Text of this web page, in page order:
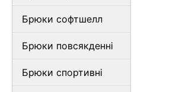
Брюки софтшелл
Брюки повсякденні
Брюки спортивні